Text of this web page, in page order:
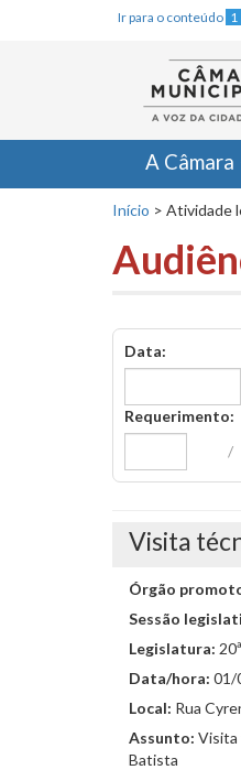
Ir para o conteúdo 1
A Câmara
Início > Atividade
Data:
Requerimento:
/
Visita
Órgão
Sessão
Legislatura: 20ª
Data/hora: 01/
Local: Rua
Assunto: Visita
Batista